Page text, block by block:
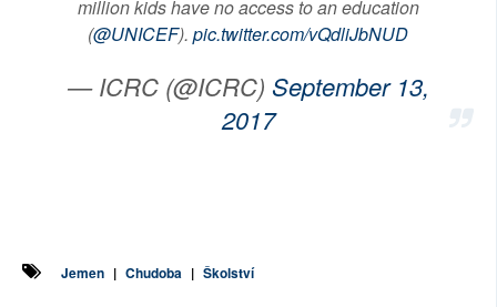
million kids have no access to an education
(@UNICEF). pic.twitter.com/vQdliJbNUD
— ICRC (@ICRC) September 13,
2017
Jemen | Chudoba | Školství